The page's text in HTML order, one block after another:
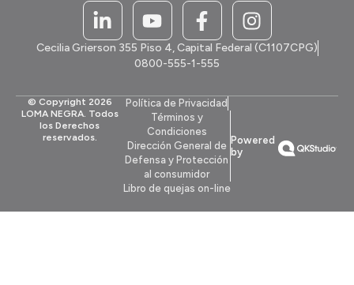
Cecilia Grierson 355 Piso 4, Capital Federal (C1107CPG)
0800-555-1-555
© Copyright 2026
LOMA NEGRA. Todos
los Derechos
reservados.
Política de Privacidad
Términos y
Condiciones
Dirección General de
Defensa y Protección
al consumidor
Libro de quejas on-line
Powered
by